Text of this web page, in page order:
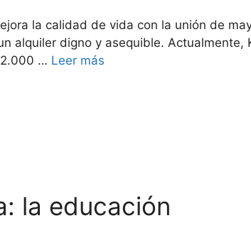
la calidad de vida con la unión de
alquiler digno y asequible.
2.000 … Leer más
la educación